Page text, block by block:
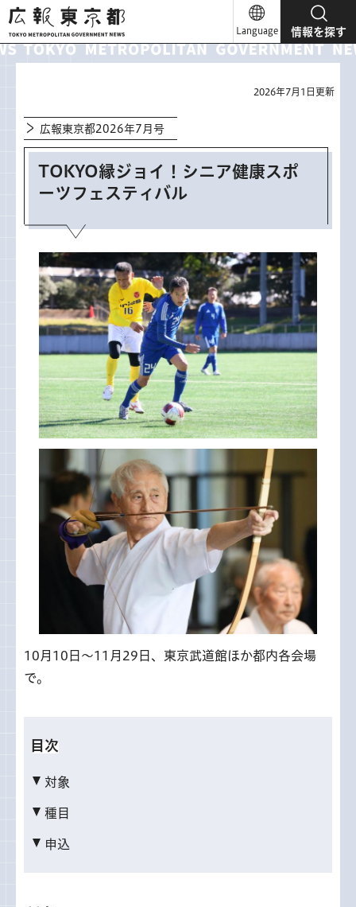
広報東京都
Language 情報を探す
2026年7月1日更新
広報東京都2026年7月号
TOKYO縁ジョイ！シニア健康スポ
ーツフェスティバル
10月10日～11月29日、東京武道館ほか都内各会場
で。
目次
対象
種目
申込